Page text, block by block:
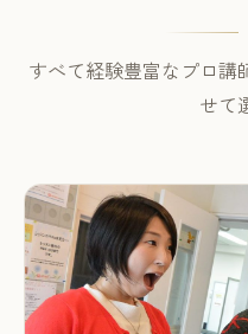
すべて経験豊富なプロ講
せて